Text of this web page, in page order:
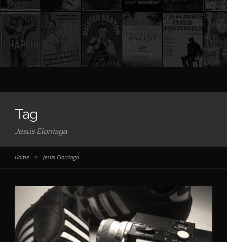
Tag
Jesús Elorriaga
Home > Jesús Elorriaga